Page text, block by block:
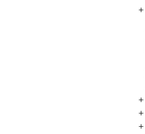
+
+
+
+